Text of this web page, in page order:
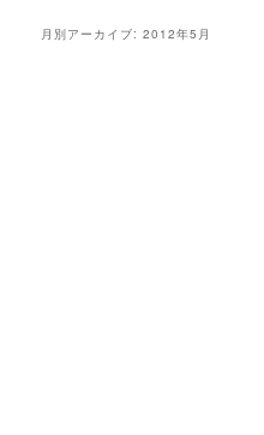
月別アーカイブ:2012年5月